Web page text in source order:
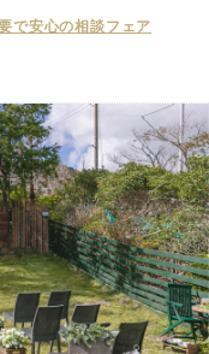
場は横浜山手にたたず
で安心の相談フェア